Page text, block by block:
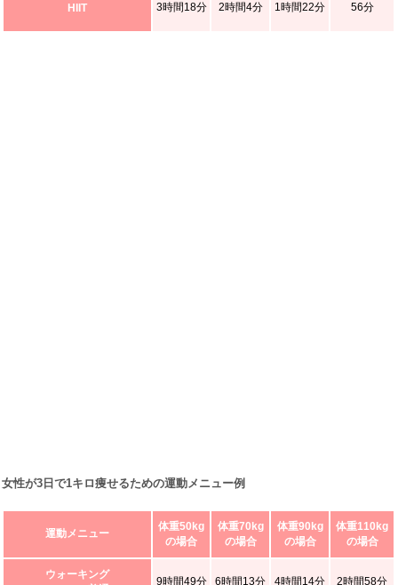
HIIT 3時間18分 2時間4分 1時間22分 56分
女性が3日で1キロ痩せるための運動メニュー例
運動メニュー
体重50kg
の場合
体重70kg
の場合
体重90kg
の場合
体重110kg
の場合
ウォーキング
9時間49分 6時間13分 4時間14分 2時間58分